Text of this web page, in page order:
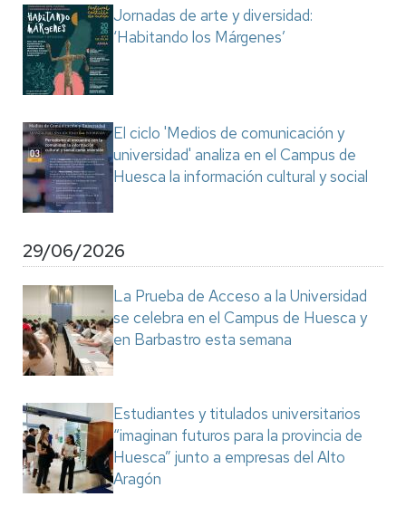
Jornadas de arte y diversidad:
‘Habitando los Márgenes’
El ciclo 'Medios de comunicación y
universidad' analiza en el Campus de
Huesca la información cultural y social
29/06/2026
La Prueba de Acceso a la Universidad
se celebra en el Campus de Huesca y
en Barbastro esta semana
Estudiantes y titulados universitarios
“imaginan futuros para la provincia de
Huesca” junto a empresas del Alto
Aragón